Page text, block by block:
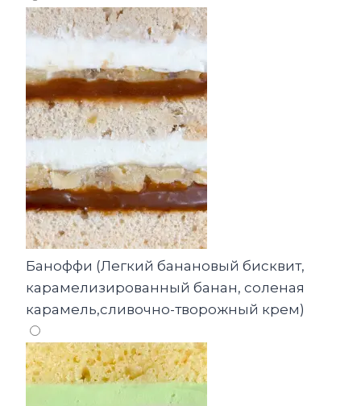
Баноффи (Легкий банановый бисквит,
карамелизированный банан, соленая
карамель,сливочно-творожный крем)